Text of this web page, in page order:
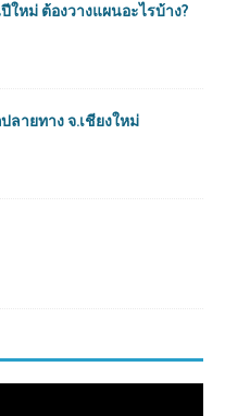
หม่ ต้องวางแผนอะไรบ้าง?
ลายทาง จ.เชียงใหม่